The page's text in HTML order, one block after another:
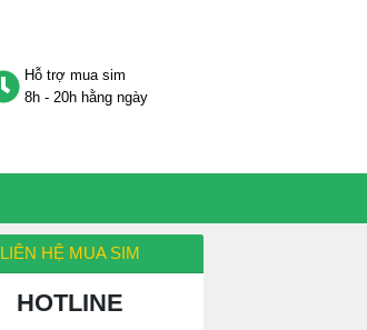
Hỗ trợ mua sim
8h - 20h hằng ngày
LIÊN HỆ MUA SIM
HOTLINE